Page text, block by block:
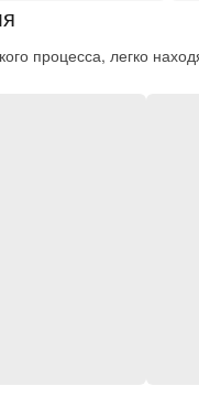
процесса, легко